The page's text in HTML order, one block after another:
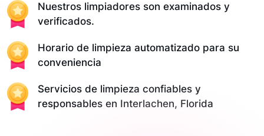
Nuestros limpiadores son examinados y
verificados.
Horario de limpieza automatizado para su
conveniencia
Servicios de limpieza confiables y
responsables en Interlachen, Florida